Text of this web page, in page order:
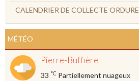
CALENDRIER DE COLLECTE
MÉTÉO
Pierre-Buffière
33 °C Partiellement nuageux